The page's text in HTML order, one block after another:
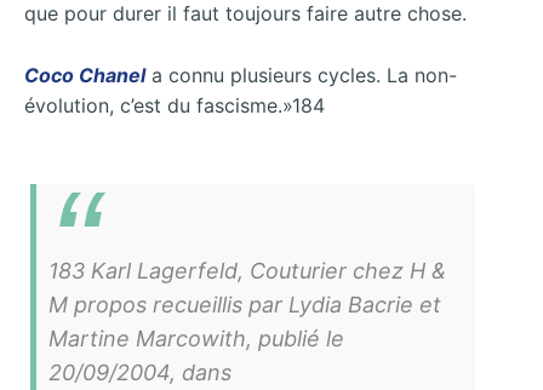
que pour durer il faut toujours faire autre chose.
Coco Chanela connu plusieurs cycles. La non-
évolution, c’est du fascisme.»184
183 Karl Lagerfeld, Couturier chez H &
M propos recueillis par Lydia Bacrie et
Martine Marcowith, publié le
20/09/2004, dans